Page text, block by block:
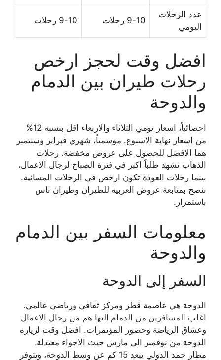
عدد الرحلات
اليومي
9-10 رحلات 9-10 رحلات
افضل وقت لحجز ارخص
رحلات طيران بين الدمام
والدوحة
احصائياً، اسعار يومي الثلاثاء والاربعاء اقل بنسبة 12%
من اسعار نهاية الاسبوع. موسمياً، شهري فبراير وسبتمبر
هما الافضل للحصول على عروض مخفضة. رحلات
الذهاب تشهد طلباً اكبر في فترة الصباح لرجال الاعمال،
بينما رحلات العودة تكون ارخص في الرحلات المسائية.
ننصح بمتابعة عروض العربية للطيران وطيران ناس
باستمرار.
معلومات السفر بين الدمام
والدوحة
السفر إلى الدوحة
الدوحة هي عاصمة قطر ومركز ثقافي ورياضي عالمي.
اغلب المسافرين من الدمام اليها هم من رجال الاعمال
وعشاق الرياضة وحضور المؤتمرات. افضل وقت لزيارة
الدوحة من نوفمبر الى مارس حيث الاجواء معتدلة.
مطار حمد الدولي يبعد 15 كم عن وسط الدوحة، وتتوفر